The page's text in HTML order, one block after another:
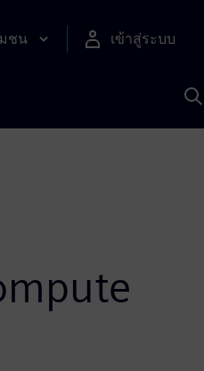
ชน เข้าสู่ระบบ